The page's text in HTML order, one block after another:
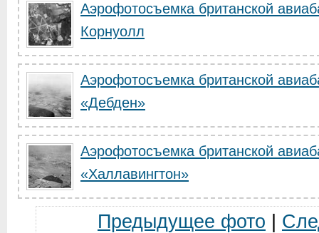
Аэрофотосъемка британской
Корнуолл
Аэрофотосъемка британской
«Дебден»
Аэрофотосъемка британской
«Халлавингтон»
Предыдущее фото